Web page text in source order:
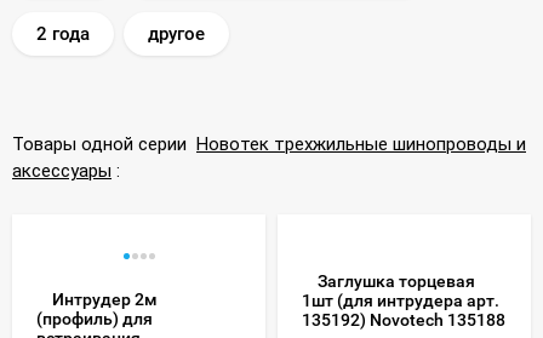
2 года другое
Товары одной серии Новотек трехжильные шинопроводы и
аксессуары :
Интрудер 2м
(профиль) для
Заглушка торцевая
1шт (для интрудера арт.
135192) Novotech 135188